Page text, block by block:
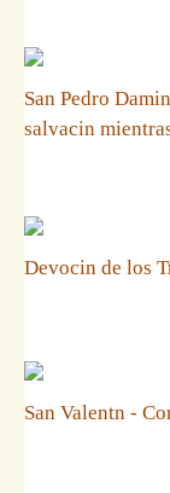
San Pedro
salvacin
Devocin de los
San Valentn -